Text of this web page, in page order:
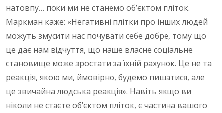
натовпу… поки ми не станемо об’єктом пліток.
Маркман каже: «Негативні плітки про інших людей
можуть змусити нас почувати себе добре, тому що
це дає нам відчуття, що наше власне соціальне
становище може зростати за їхній рахунок. Це не та
реакція, якою ми, ймовірно, будемо пишатися, але
це звичайна людська реакція». Навіть якщо ви
ніколи не стаєте об’єктом пліток, є частина вашого